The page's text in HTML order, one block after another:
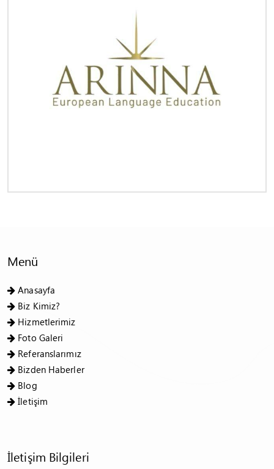
Menü
Anasayfa
Biz Kimiz?
Hizmetlerimiz
Foto Galeri
Referanslarımız
Bizden Haberler
Blog
İletişim
İletişim Bilgileri